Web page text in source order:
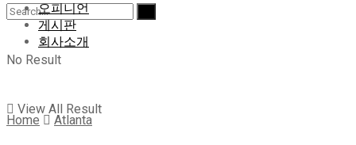
No Result
View All Result
오피니언
게시판
회사소개
Home Atlanta